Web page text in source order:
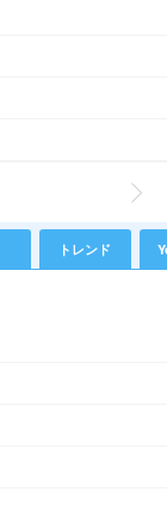
トレンド